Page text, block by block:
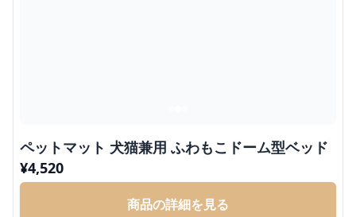
ペットマット 犬猫兼用 ふわもこドーム型ベッド
¥4,520
商品の詳細を見る